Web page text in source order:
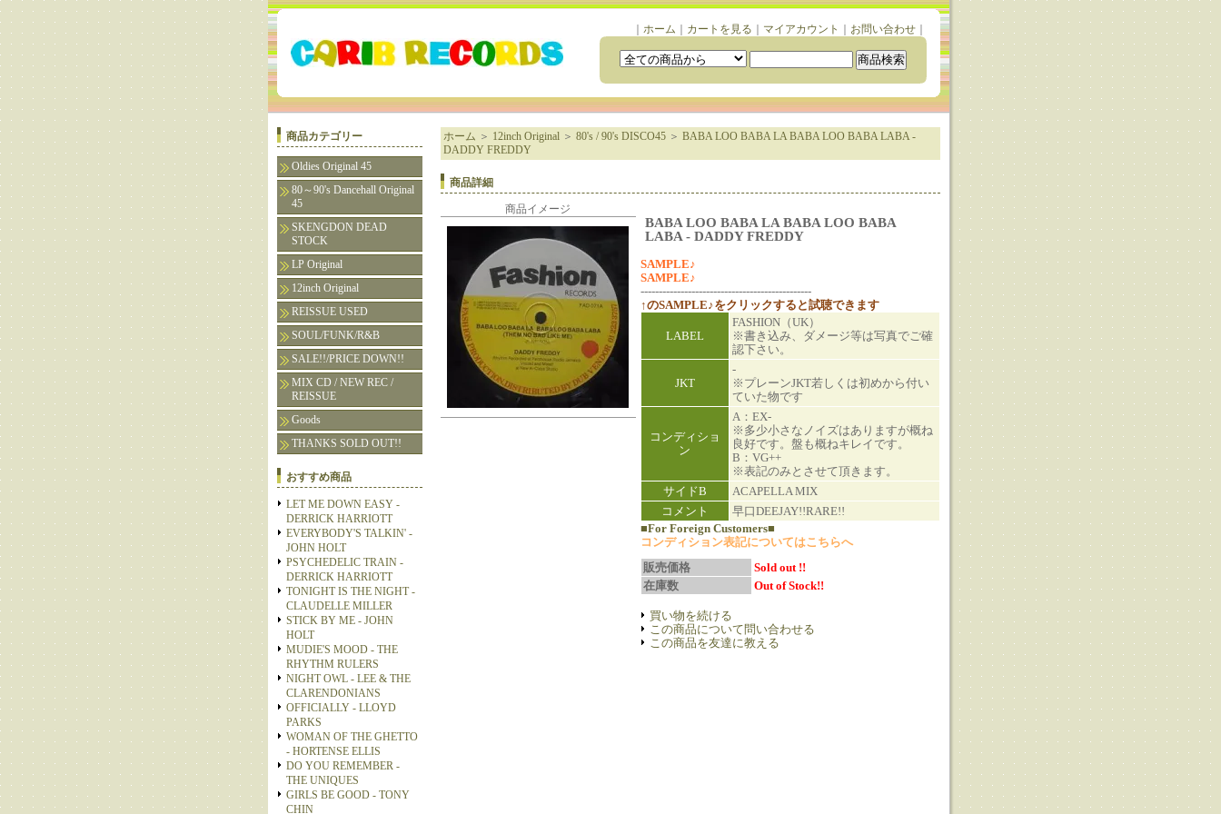
ホーム カートを見る マイアカウント お問い合わせ｜
商品カテゴリー
Oldies Original 45
80～90's Dancehall Original
45
SKENGDON DEAD
STOCK
LP Original
12inch Original
REISSUE USED
SOUL/FUNK/R&B
SALE!!/PRICE DOWN!!
MIX CD / NEW REC /
REISSUE
Goods
THANKS SOLD OUT!!
おすすめ商品
LET ME DOWN EASY -
DERRICK HARRIOTT
EVERYBODY'S TALKIN' -
JOHN HOLT
PSYCHEDELIC TRAIN -
DERRICK HARRIOTT
TONIGHT IS THE NIGHT -
CLAUDELLE MILLER
STICK BY ME - JOHN
HOLT
MUDIE'S MOOD - THE
RHYTHM RULERS
NIGHT OWL - LEE & THE
CLARENDONIANS
OFFICIALLY - LLOYD
PARKS
WOMAN OF THE GHETTO
- HORTENSE ELLIS
DO YOU REMEMBER -
THE UNIQUES
GIRLS BE GOOD - TONY
CHIN
ホーム ＞ 12inch Original＞ 80's / 90's DISCO45＞ BABA LOO BABA LA BABA LOO BABA LABA -
DADDY FREDDY
商品詳細
商品イメージ
BABA LOO BABA LA BABA LOO BABA
LABA - DADDY FREDDY
SAMPLE♪
SAMPLE♪
-----------------------------------------------
↑のSAMPLE♪をクリックすると試聴できます
LABEL
FASHION（UK）
※書き込み、ダメージ等は写真でご確
認下さい。
JKT
-
※プレーンJKT若しくは初めから付い
ていた物です
コンディショ
ン
A：EX-
※多少小さなノイズはありますが概ね
良好です。盤も概ねキレイです。
B：VG++
※表記のみとさせて頂きます。
サイドB
ACAPELLA MIX
コメント
早口DEEJAY!!RARE!!
■For Foreign Customers■
コンディション表記についてはこちらへ
販売価格
Sold out !!
在庫数
Out of Stock!!
買い物を続ける
この商品について問い合わせる
この商品を友達に教える